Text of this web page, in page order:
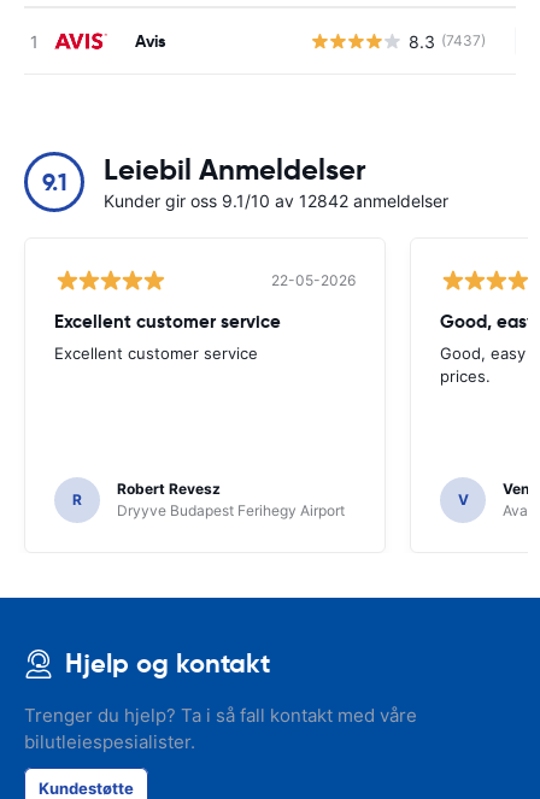
Avis 8.3 (7437)
9.1 Leiebil Anmeldelser
Kunder gir oss 9.1/10 av 12842 anmeldelser
22-05-2026
Excellent customer service
Excellent customer service
R
Robert Revesz
Dryyve Budapest Ferihegy Airport
Good,
Good, easy
prices.
V
Hjelp og kontakt
Trenger du hjelp? Ta i så fall kontakt med våre
bilutleiespesialister.
Kundestøtte